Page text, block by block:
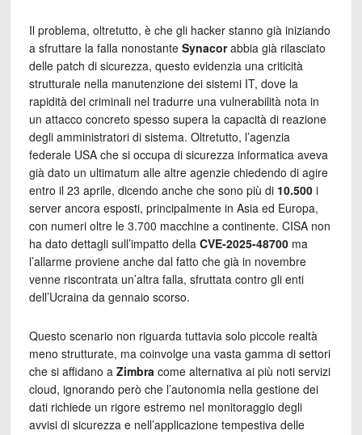
Il problema, oltretutto, è che gli hacker stanno già iniziando
a sfruttare la falla nonostante Synacorabbia già rilasciato
delle patch di sicurezza, questo evidenzia una criticità
strutturale nella manutenzione dei sistemi IT, dove la
rapidità dei criminali nel tradurre una vulnerabilità nota in
un attacco concreto spesso supera la capacità di reazione
degli amministratori di sistema. Oltretutto, l’agenzia
federale USA che si occupa di sicurezza informatica aveva
già dato un ultimatum alle altre agenzie chiedendo di agire
entro il 23 aprile, dicendo anche che sono più di 10.500i
server ancora esposti, principalmente in Asia ed Europa,
con numeri oltre le 3.700 macchine a continente. CISA non
ha dato dettagli sull’impatto della CVE-2025-48700ma
l’allarme proviene anche dal fatto che già in novembre
venne riscontrata un’altra falla, sfruttata contro gli enti
dell’Ucraina da gennaio scorso.
Questo scenario non riguarda tuttavia solo piccole realtà
meno strutturate, ma coinvolge una vasta gamma di settori
che si affidano a Zimbra come alternativa ai più noti servizi
cloud, ignorando però che l’autonomia nella gestione dei
dati richiede un rigore estremo nel monitoraggio degli
avvisi di sicurezza e nell’applicazione tempestiva delle